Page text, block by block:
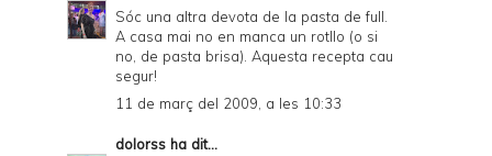
Sóc una altra devota de la pasta de full.
A casa mai no en manca un rotllo (o si
no, de pasta brisa). Aquesta recepta cau
segur!
11 de març del 2009, a les 10:33
dolorss ha dit...